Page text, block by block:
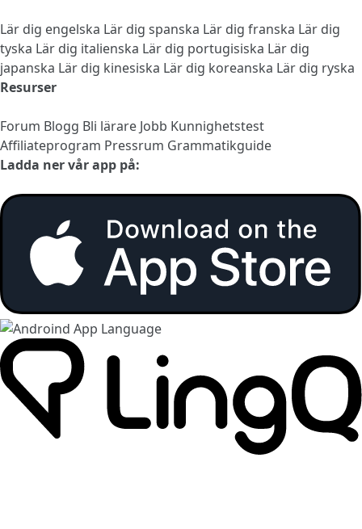
Lär dig engelska Lär dig spanska Lär dig franska Lär dig
tyska Lär dig italienska Lär dig portugisiska Lär dig
japanska Lär dig kinesiska Lär dig koreanska Lär dig ryska
Resurser
Forum Blogg Bli lärare Jobb Kunnighetstest
Affiliateprogram Pressrum Grammatikguide
Ladda ner vår app på: